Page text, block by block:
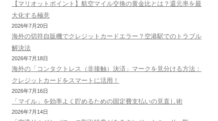
【マリオットポイント】航空マイル交換の黄金比とは？還元率を最
大化する極意
2026年7月20日
海外の切符自販機でクレジットカードエラー？空港駅でのトラブル
解決法
2026年7月18日
海外の「コンタクトレス（非接触）決済」マークを見分ける方法：
クレジットカードをスマートに活用！
2026年7月16日
「マイル」を効率よく貯めるための固定費支払いの見直し術
2026年7月14日